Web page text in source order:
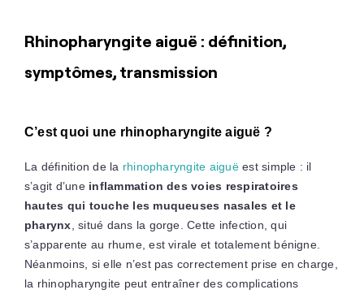
Rhinopharyngite aiguë : définition,
symptômes, transmission
C’est quoi une rhinopharyngite aiguë ?
La définition de la rhinopharyngite aiguëest simple : il
s’agit d’une inflammation des voies respiratoires
hautes qui touche les muqueuses nasales et le
pharynx , situé dans la gorge. Cette infection, qui
s’apparente au rhume, est virale et totalement bénigne.
Néanmoins, si elle n’est pas correctement prise en charge,
la rhinopharyngite peut entraîner des complications